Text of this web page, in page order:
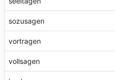
sozusagen
vortragen
vollsagen